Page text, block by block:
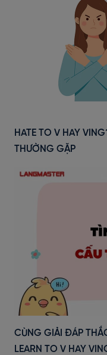
HATE TO V HAY
THƯỜNG GẶP
CÙNG GIẢI ĐÁP
LEARN TO V HAY